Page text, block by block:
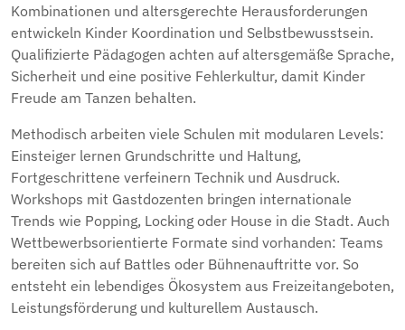
Kombinationen und altersgerechte Herausforderungen
entwickeln Kinder Koordination und Selbstbewusstsein.
Qualifizierte Pädagogen achten auf altersgemäße Sprache,
Sicherheit und eine positive Fehlerkultur, damit Kinder
Freude am Tanzen behalten.
Methodisch arbeiten viele Schulen mit modularen Levels:
Einsteiger lernen Grundschritte und Haltung,
Fortgeschrittene verfeinern Technik und Ausdruck.
Workshops mit Gastdozenten bringen internationale
Trends wie Popping, Locking oder House in die Stadt. Auch
Wettbewerbsorientierte Formate sind vorhanden: Teams
bereiten sich auf Battles oder Bühnenauftritte vor. So
entsteht ein lebendiges Ökosystem aus Freizeitangeboten,
Leistungsförderung und kulturellem Austausch.